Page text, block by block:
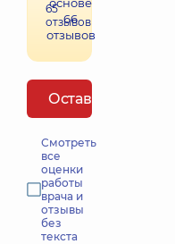
65
отзывов
66
отзывов
Оставить отзыв
Смотреть
все
оценки
работы
врача и
отзывы
без
текста